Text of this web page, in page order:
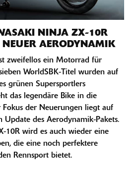
NINJA ZX-10R
AERODYNAMIK
zweifellos ein Motorrad für
WorldSBK-Titel wurden auf
grünen Supersportlers
das legendäre Bike in die
Fokus der Neuerungen liegt auf
Update des Aerodynamik-Pakets.
10R wird es auch wieder eine
die eine noch perfektere
Rennsport bietet.